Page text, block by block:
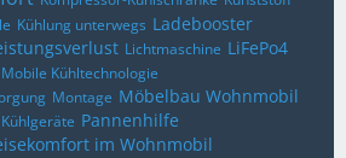
Kühlung unterwegs Ladebooster
Lichtmaschine LiFePo4
Mobile Kühltechnologie
Montage Möbelbau Wohnmobil
Pannenhilfe
im Wohnmobil